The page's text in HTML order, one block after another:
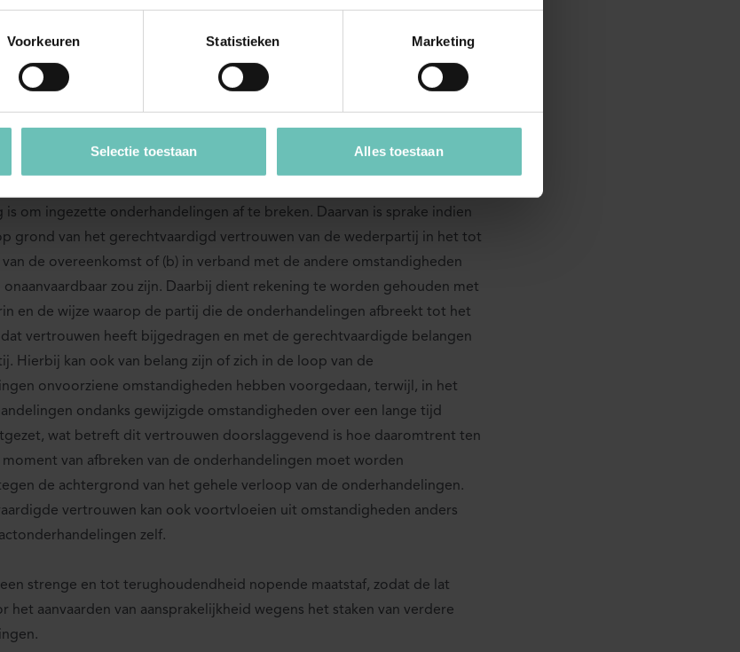
Voorkeuren Statistieken Marketing
Selectie toestaan Alles toestaan
dat niet vast is komen te staan dat over de essentialia van de
overeenstemming is bereikt, zodat tussen partijen geen
tot stand is gekomen.
door X onrechtmatig afgebroken?
is om ingezette onderhandelingen af te breken. Daarvan is sprake indien
grond van het gerechtvaardigd vertrouwen van de wederpartij in het tot
de overeenkomst of (b) in verband met de andere omstandigheden
onaanvaardbaar zou zijn. Daarbij dient rekening te worden gehouden met
en de wijze waarop de partij die de onderhandelingen afbreekt tot het
dat vertrouwen heeft bijgedragen en met de gerechtvaardigde belangen
Hierbij kan ook van belang zijn of zich in de loop van de
onvoorziene omstandigheden hebben voorgedaan, terwijl, in het
ondanks gewijzigde omstandigheden over een lange tijd
wat betreft dit vertrouwen doorslaggevend is hoe daaromtrent ten
van afbreken van de onderhandelingen moet worden
de achtergrond van het gehele verloop van de onderhandelingen.
vertrouwen kan ook voortvloeien uit omstandigheden anders
zelf.
strenge en tot terughoudendheid nopende maatstaf, zodat de lat
het aanvaarden van aansprakelijkheid wegens het staken van verdere